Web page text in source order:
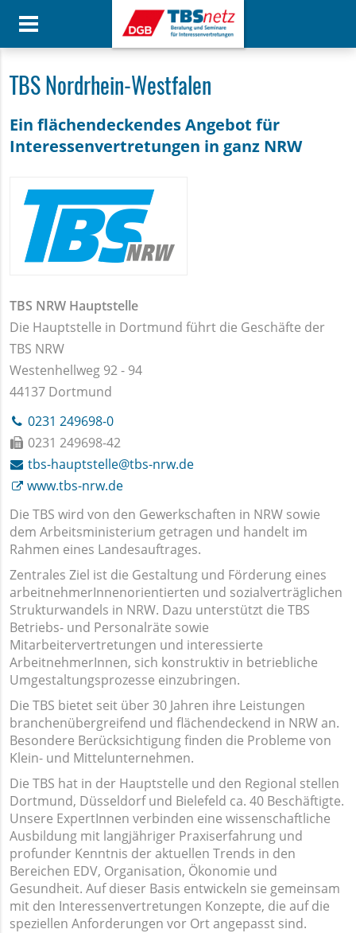
TBS Nordrhein-Westfalen
Ein flächendeckendes Angebot für
Interessenvertretungen in ganz NRW
TBS NRW Hauptstelle
Die Hauptstelle in Dortmund führt die Geschäfte der
TBS NRW
Westenhellweg 92 - 94
44137 Dortmund
0231 249698-0
0231 249698-42
tbs-hauptstelle@tbs-nrw.de
www.tbs-nrw.de
Die TBS wird von den Gewerkschaften in NRW sowie
dem Arbeitsministerium getragen und handelt im
Rahmen eines Landesauftrages.
Zentrales Ziel ist die Gestaltung und Förderung eines
arbeitnehmerInnenorientierten und sozialverträglichen
Strukturwandels in NRW. Dazu unterstützt die TBS
Betriebs- und Personalräte sowie
Mitarbeitervertretungen und interessierte
ArbeitnehmerInnen, sich konstruktiv in betriebliche
Umgestaltungsprozesse einzubringen.
Die TBS bietet seit über 30 Jahren ihre Leistungen
branchenübergreifend und flächendeckend in NRW an.
Besondere Berücksichtigung finden die Probleme von
Klein- und Mittelunternehmen.
Die TBS hat in der Hauptstelle und den Regional stellen
Dortmund, Düsseldorf und Bielefeld ca. 40 Beschäftigte.
Unsere ExpertInnen verbinden eine wissenschaftliche
Ausbildung mit langjähriger Praxiserfahrung und
profunder Kenntnis der aktuellen Trends in den
Bereichen EDV, Organisation, Ökonomie und
Gesundheit. Auf dieser Basis entwickeln sie gemeinsam
mit den Interessenvertretungen Konzepte, die auf die
speziellen Anforderungen vor Ort angepasst sind.